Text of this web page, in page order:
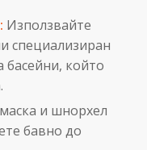
Използвайте
специализиран
басейни, който
и шнорхел
бавно до